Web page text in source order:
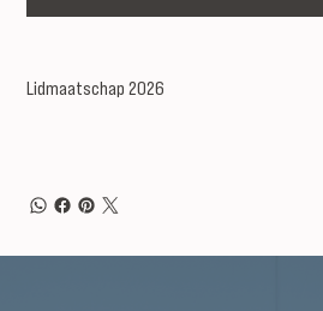
Lidmaatschap 2026